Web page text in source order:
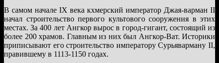
В самом начале IX века кхмерский император Джая-варман II
начал строительство первого культового сооружения в этих
местах. За 400 лет Ангкор вырос в город-гигант, состоящий из
более 200 храмов. Главным из них был Ангкор-Ват. Историки
приписывают его строительство императору Сурьяварману II,
правившему в 1113-1150 годах.